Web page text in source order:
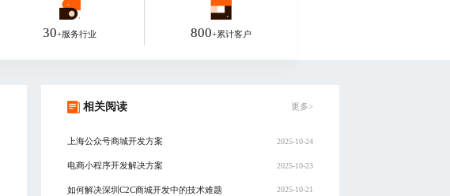
30+服务行业 800+累计客户
相关阅读 更多>
上海公众号商城开发方案 2025-10-24
电商小程序开发解决方案 2025-10-23
如何解决深圳C2C商城开发中的技术难题 2025-10-21